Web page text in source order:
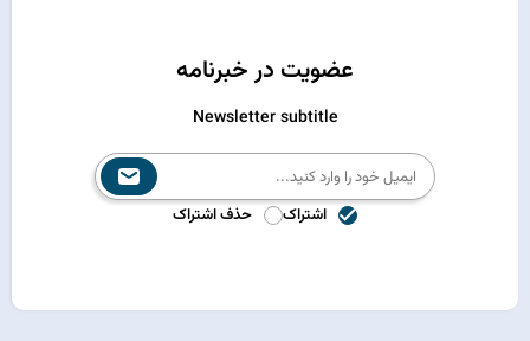
عضویت در خبرنامه
Newsletter subtitle
اشتراک حذف اشتراک